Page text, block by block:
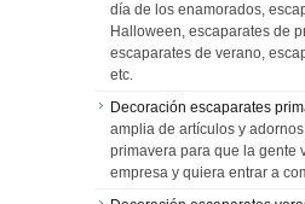
día de los enamorados,
Halloween, escaparates de
escaparates de verano,
etc.
Decoración escaparates
amplia de artículos y
primavera para que la gente
empresa y quiera entrar a